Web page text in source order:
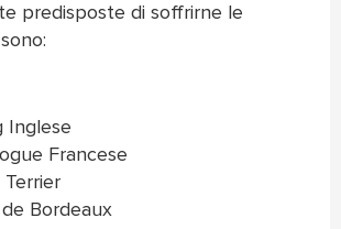
predisposte di soffrirne le
Inglese
Francese
Bordeaux